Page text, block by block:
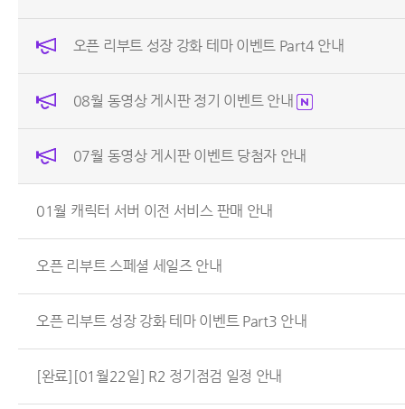
오픈 리부트 성장 강화 테마 이벤트 Part4 안내
08월 동영상 게시판 정기 이벤트 안내
07월 동영상 게시판 이벤트 당첨자 안내
01월 캐릭터 서버 이전 서비스 판매 안내
오픈 리부트 스페셜 세일즈 안내
오픈 리부트 성장 강화 테마 이벤트 Part3 안내
[완료][01월22일] R2 정기점검 일정 안내